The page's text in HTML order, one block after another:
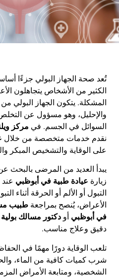
تُعد صحة الجهاز البولي جزءًا
الكثير من الأشخاص يتجاهلون
المشكلة. يتكون الجهاز البولي من
والإحليل، وهو مسؤول عن
السوائل في الجسم. في مركز
نقدم خدمات متخصصة من خلال
على الوقاية والتشخيص المبكر
يبدأ العديد من المرضى بالبحث
زيارة عيادة طبية في أبوظبي
التبول أو الألم أو الحرقة أثناء
الأعراض، يُنصح بمراجعة طبيب
في أبوظبي أو دكتور مسالك
دقيق وعلاج مناسب.
تلعب الوقاية دورًا مهمًا في
شرب كميات كافية من الماء،
الشخصية، ومتابعة الأمراض